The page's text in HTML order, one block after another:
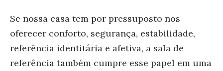
Se nossa casa tem por pressuposto nos
oferecer conforto, segurança, estabilidade,
referência identitária e afetiva, a sala de
referência também cumpre esse papel em uma